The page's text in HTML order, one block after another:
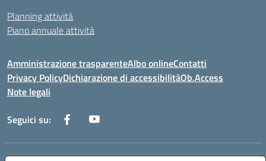
Planning attività
Piano annuale attività
Amministrazione trasparenteAlbo onlineContatti
Privacy PolicyDichiarazione di accessibilitàOb.Access
Note legali
Seguici su: